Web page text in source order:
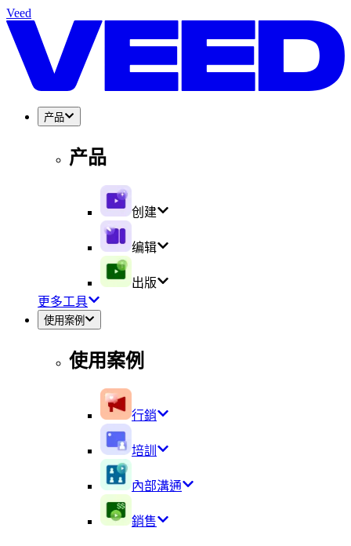
Veed
产品
产品
创建
编辑
出版
更多工具
使用案例
使用案例
行銷
培訓
內部溝通
銷售